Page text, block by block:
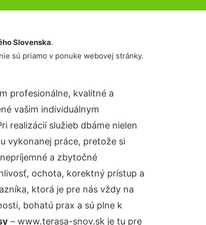
Slovenska.
sú priamo v ponuke webovej stránky.
profesionálne, kvalitné a
vašim individuálnym
realizácií služieb dbáme nielen
vykonanej práce, pretože si
a zbytočné
ochota, korektný prístup a
ktorá je pre nás vždy na
bohatú prax a sú plne k
– www.terasa-snov.sk je tu pre